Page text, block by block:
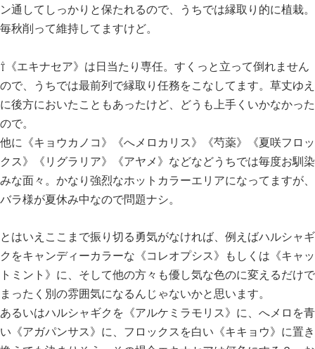
ン通してしっかりと保たれるので、うちでは縁取り的に植栽。
毎秋削って維持してますけど。
⇧《エキナセア》は日当たり専任。すくっと立って倒れません
ので、うちでは最前列で縁取り任務をこなしてます。草丈ゆえ
に後方においたこともあったけど、どうも上手くいかなかった
ので。
他に《キョウカノコ》《へメロカリス》《芍薬》《夏咲フロッ
クス》《リグラリア》《アヤメ》などなどうちでは毎度お馴染
みな面々。かなり強烈なホットカラーエリアになってますが、
バラ様が夏休み中なので問題ナシ。
とはいえここまで振り切る勇気がなければ、例えばハルシャギ
クをキャンディーカラーな《コレオプシス》もしくは《キャッ
トミント》に、そして他の方々も優し気な色のに変えるだけで
まったく別の雰囲気になるんじゃないかと思います。
あるいはハルシャギクを《アルケミラモリス》に、へメロを青
い《アガパンサス》に、フロックスを白い《キキョウ》に置き